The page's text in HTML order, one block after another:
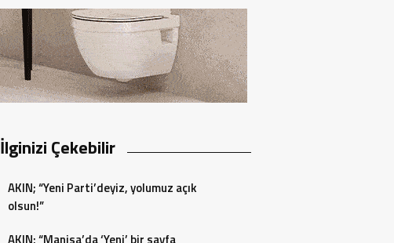
İlginizi Çekebilir
AKIN; “Yeni Parti’deyiz, yolumuz açık
olsun!”
AKIN; “Manisa’da ‘Yeni’ bir sayfa